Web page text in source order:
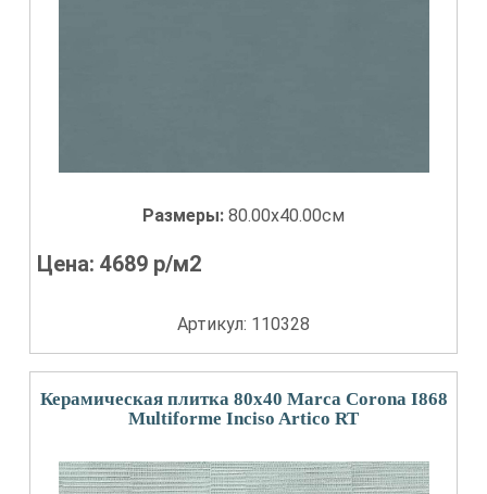
Размеры: 80.00x40.00см
Цена:4689 р/м2
Артикул: 110328
Керамическая плитка 80x40 Marca Corona I868
Multiforme Inciso Artico RT